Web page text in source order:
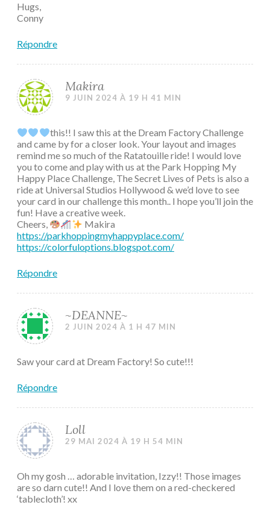
Hugs,
Conny
Répondre
Makira
9 JUIN 2024 À 19 H 41 MIN
this!! I saw this at the Dream Factory Challenge
and came by for a closer look. Your layout and images
remind me so much of the Ratatouille ride! I would love
you to come and play with us at the Park Hopping My
Happy Place Challenge, The Secret Lives of Pets is also a
ride at Universal Studios Hollywood & we’d love to see
your card in our challenge this month.. I hope you’ll join the
fun! Have a creative week.
Cheers,
Makira
https://parkhoppingmyhappyplace.com/
https://colorfuloptions.blogspot.com/
Répondre
~DEANNE~
2 JUIN 2024 À 1 H 47 MIN
Saw your card at Dream Factory! So cute!!!
Répondre
Loll
29 MAI 2024 À 19 H 54 MIN
Oh my gosh … adorable invitation, Izzy!! Those images
are so darn cute!! And I love them on a red-checkered
‘tablecloth’! xx